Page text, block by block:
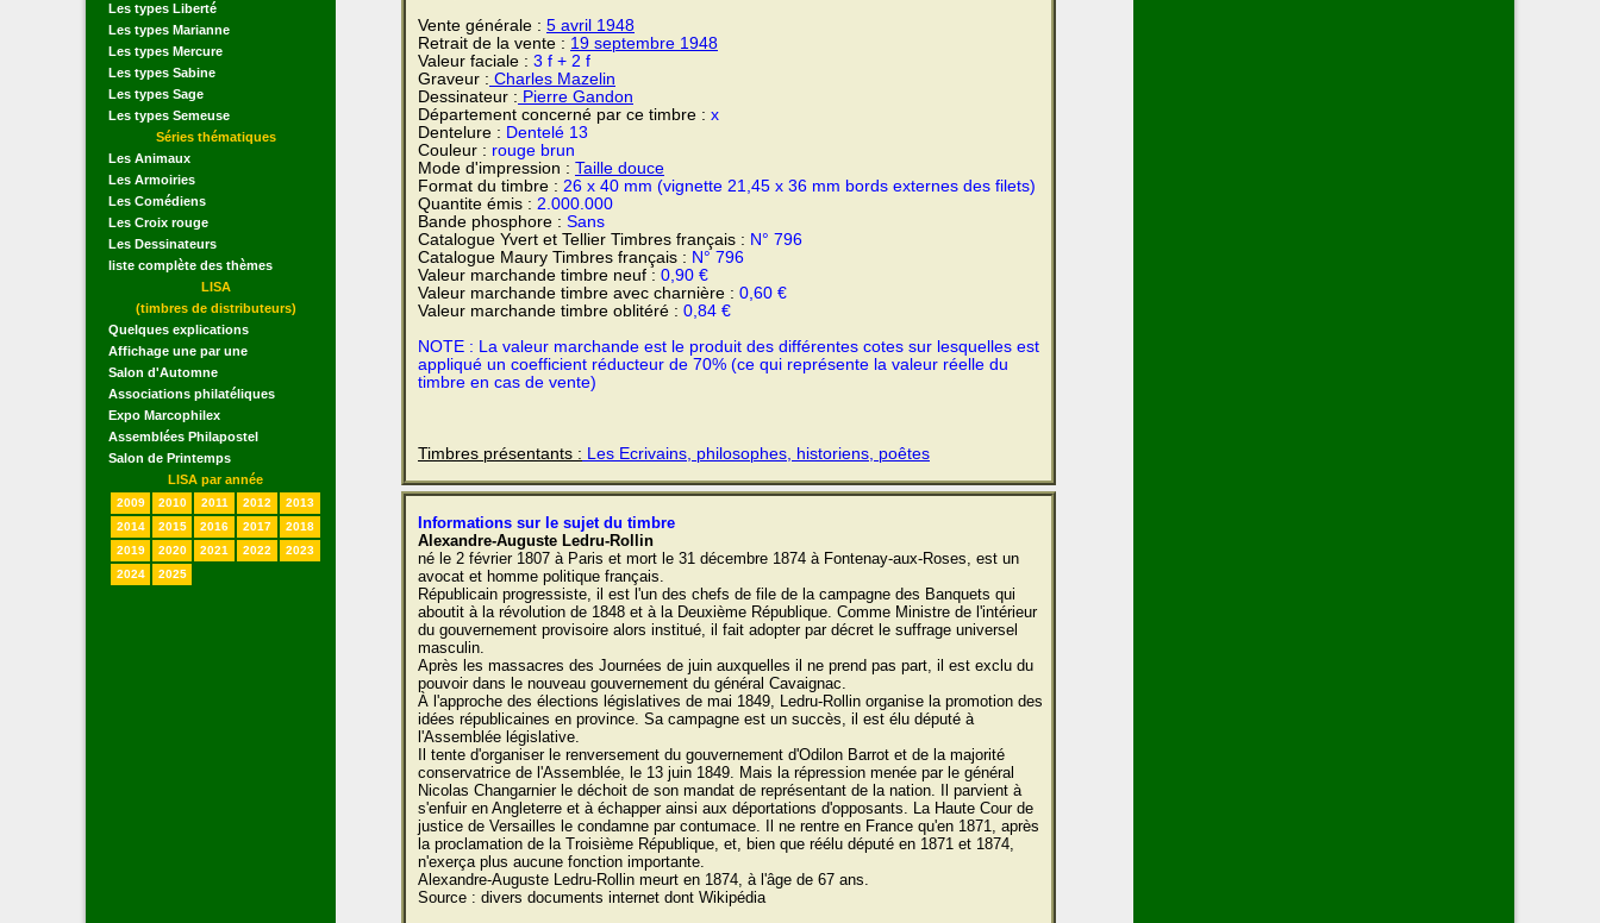
Les types Liberté
Les types Marianne
Les types Mercure
Les types Sabine
Les types Sage
Les types Semeuse
Séries thématiques
Les Animaux
Les Armoiries
Les Comédiens
Les Croix rouge
Les Dessinateurs
liste complète des thèmes
LISA
(timbres de distributeurs)
Quelques explications
Affichage une par une
Salon d'Automne
Associations philatéliques
Expo Marcophilex
Assemblées Philapostel
Salon de Printemps
LISA par année
2009 2010 2011 2012
2013
2014
2015 2016 2017
2018
2019
2020 2021 2022
2023
2024
2025
Vente générale : 5 avril 1948
Retrait de la vente : 19 septembre 1948
Valeur faciale : 3 f + 2 f
Graveur : Charles Mazelin
Dessinateur : Pierre Gandon
Département concerné par ce timbre : x
Dentelure : Dentelé 13
Couleur : rouge brun
Mode d'impression : Taille douce
Format du timbre : 26 x 40 mm (vignette 21,45 x 36 mm bords externes des filets)
Quantite émis : 2.000.000
Bande phosphore : Sans
Catalogue Yvert et Tellier Timbres français : N° 796
Catalogue Maury Timbres français : N° 796
Valeur marchande timbre neuf : 0,90 €
Valeur marchande timbre avec charnière : 0,60 €
Valeur marchande timbre oblitéré : 0,84 €
NOTE : La valeur marchande est le produit des différentes cotes sur lesquelles est
appliqué un coefficient réducteur de 70% (ce qui représente la valeur réelle du
timbre en cas de vente)
Timbres présentants : Les Ecrivains, philosophes, historiens, poêtes
Informations sur le sujet du timbre
Alexandre-Auguste Ledru-Rollin
né le 2 février 1807 à Paris et mort le 31 décembre 1874 à Fontenay-aux-Roses, est un
avocat et homme politique français.
Républicain progressiste, il est l'un des chefs de file de la campagne des Banquets qui
aboutit à la révolution de 1848 et à la Deuxième République. Comme Ministre de l'intérieur
du gouvernement provisoire alors institué, il fait adopter par décret le suffrage universel
masculin.
Après les massacres des Journées de juin auxquelles il ne prend pas part, il est exclu du
pouvoir dans le nouveau gouvernement du général Cavaignac.
À l'approche des élections législatives de mai 1849, Ledru-Rollin organise la promotion des
idées républicaines en province. Sa campagne est un succès, il est élu député à
l'Assemblée législative.
Il tente d'organiser le renversement du gouvernement d'Odilon Barrot et de la majorité
conservatrice de l'Assemblée, le 13 juin 1849. Mais la répression menée par le général
Nicolas Changarnier le déchoit de son mandat de représentant de la nation. Il parvient à
s'enfuir en Angleterre et à échapper ainsi aux déportations d'opposants. La Haute Cour de
justice de Versailles le condamne par contumace. Il ne rentre en France qu'en 1871, après
la proclamation de la Troisième République, et, bien que réélu député en 1871 et 1874,
n'exerça plus aucune fonction importante.
Alexandre-Auguste Ledru-Rollin meurt en 1874, à l'âge de 67 ans.
Source : divers documents internet dont Wikipédia